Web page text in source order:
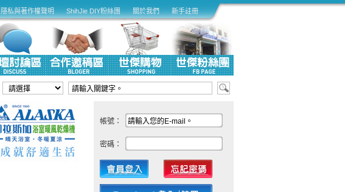
新手註冊
關於我們
ShihJie DIY粉絲團
隱私與著作權聲明
帳號：
密碼：